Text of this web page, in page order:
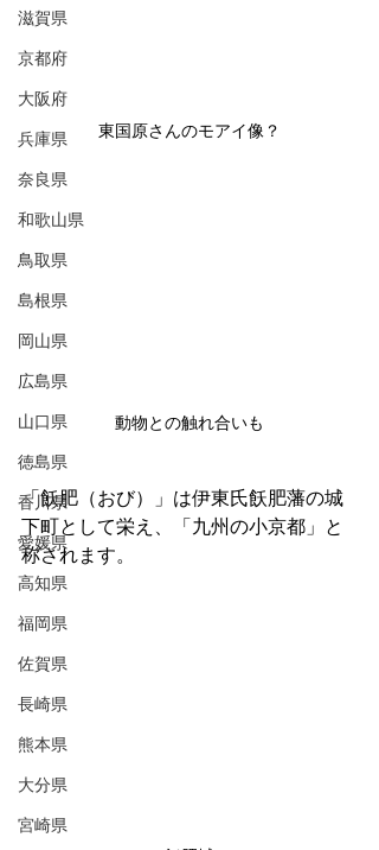
滋賀県
京都府
大阪府
兵庫県
奈良県
和歌山県
鳥取県
島根県
岡山県
広島県
山口県
徳島県
香川県
愛媛県
高知県
福岡県
佐賀県
長崎県
熊本県
大分県
宮崎県
東国原さんのモアイ像？
動物との触れ合いも
「飫肥（おび）」は伊東氏飫肥藩の城
下町として栄え、「九州の小京都」と
称されます。